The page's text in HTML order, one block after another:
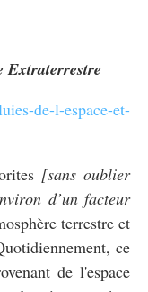
Extraterrestre
de-l-espace-et-
[sans oublier
d’un facteur
terrestre et
ce
de l'espace